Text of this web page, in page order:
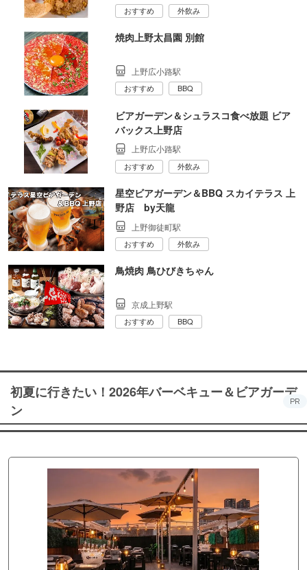
おすすめ 外飲み
焼肉上野太昌園 別館
上野広小路駅
おすすめ BBQ
ビアガーデン＆シュラスコ食べ放題 ビア
バックス上野店
上野広小路駅
おすすめ 外飲み
星空ビアガーデン＆BBQ スカイテラス 上
野店 by天龍
上野御徒町駅
おすすめ 外飲み
鳥焼肉 鳥ひびきちゃん
京成上野駅
おすすめ BBQ
初夏に行きたい！2026年バーベキュー＆ビアガーデ
ン
PR